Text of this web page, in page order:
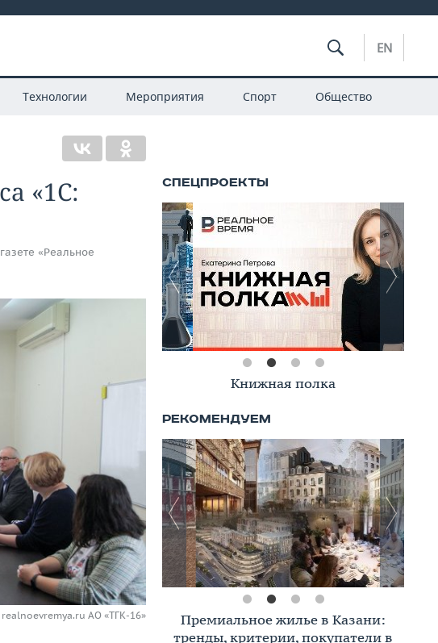
EN
Технологии Мероприятия Спорт Общество
«1С:
«Реальное
АО «ТГК-16»
Книжная полка
Премиальное жилье в Казани:
тренды, критерии, покупатели в